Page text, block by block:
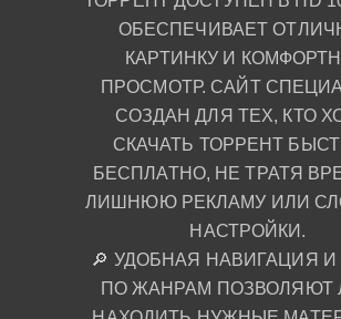
ОБЕСПЕЧИВАЕТ
КАРТИНКУ И
ПРОСМОТР. САЙТ
СОЗДАН ДЛЯ ТЕХ, КТО
СКАЧАТЬ ТОРРЕНТ
БЕСПЛАТНО, НЕ ТРАТЯ
ЛИШНЮЮ РЕКЛАМУ ИЛИ
НАСТРОЙКИ.
🔎 УДОБНАЯ НАВИГАЦИЯ
ПО ЖАНРАМ ПОЗВОЛЯЮТ